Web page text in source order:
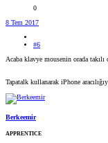
0
8 Tem 2017
#6
Acaba klavye mousenin orada
Tapatalk kullanarak iPhone
Berkeemir
APPRENTICE